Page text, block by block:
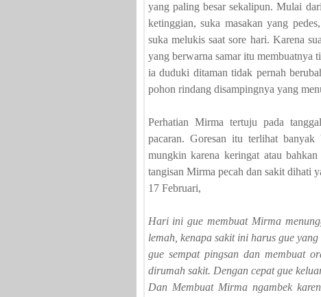
yang paling besar sekalipun. Mulai
ketinggian, suka masakan yang
suka melukis saat sore hari. Karena
yang berwarna samar itu membuatnya
ia duduki ditaman tidak pernah
pohon rindang disampingnya yang
Perhatian Mirma tertuju pada
pacaran. Goresan itu terlihat
mungkin karena keringat atau
tangisan Mirma pecah dan sakit dihati
17 Februari,
Hari ini gue membuat Mirma
lemah, kenapa sakit ini harus gue
gue sempat pingsan dan membuat
dirumah sakit. Dengan cepat gue
Dan Membuat Mirma ngambek